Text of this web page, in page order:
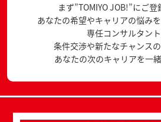
まず”TOMIYO JOB!”にご登
あなたの希望やキャリアの悩み
専任コンサルタント
条件交渉や新たなチャンスの
あなたの次のキャリアを一緒